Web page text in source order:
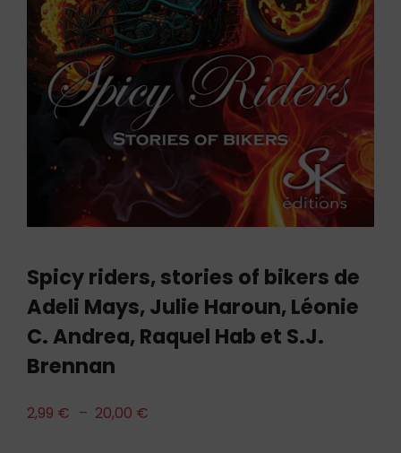
Spicy riders, stories of bikers de
Adeli Mays, Julie Haroun, Léonie
C. Andrea, Raquel Hab et S.J.
Brennan
2,99 € – 20,00 €